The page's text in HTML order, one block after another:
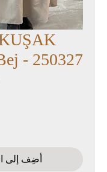
- 250327
أضِف إلى